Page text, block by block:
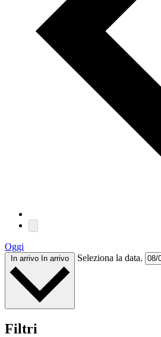
Oggi
In arrivo In arrivo Seleziona la data.
Filtri